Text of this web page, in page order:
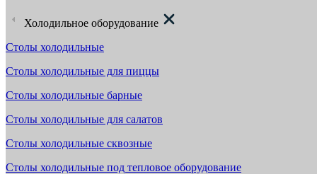
Холодильное оборудование
Столы холодильные
Столы холодильные для пиццы
Столы холодильные барные
Столы холодильные для салатов
Столы холодильные сквозные
Столы холодильные под тепловое оборудование